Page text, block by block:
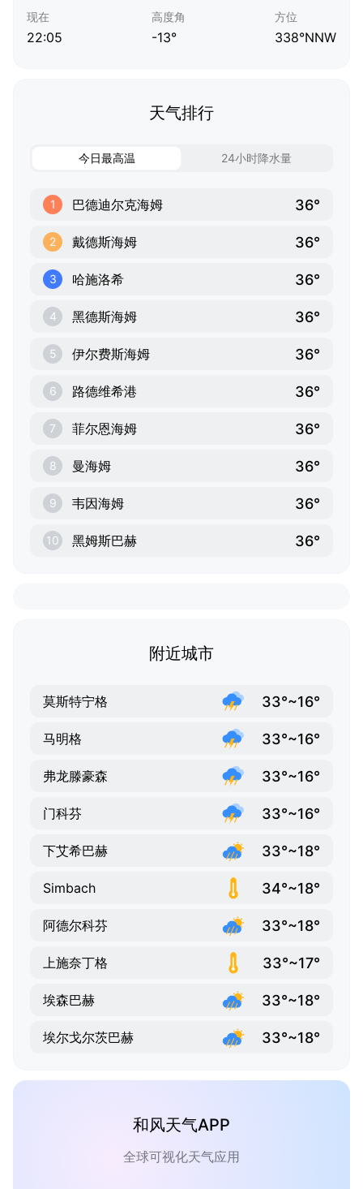
现在
22:05
高度角
-13°
方位
338°NNW
天气排行
今日最高温 24小时降水量
1 巴德迪尔克海姆 36°
2 戴德斯海姆 36°
3 哈施洛希 36°
4 黑德斯海姆 36°
5 伊尔费斯海姆 36°
6 路德维希港 36°
7 菲尔恩海姆 36°
8 曼海姆 36°
9 韦因海姆 36°
10 黑姆斯巴赫 36°
附近城市
莫斯特宁格 33°~16°
马明格 33°~16°
弗龙滕豪森 33°~16°
门科芬 33°~16°
下艾希巴赫 33°~18°
Simbach 34°~18°
阿德尔科芬 33°~18°
上施奈丁格 33°~17°
埃森巴赫 33°~18°
埃尔戈尔茨巴赫 33°~18°
和风天气APP
全球可视化天气应用